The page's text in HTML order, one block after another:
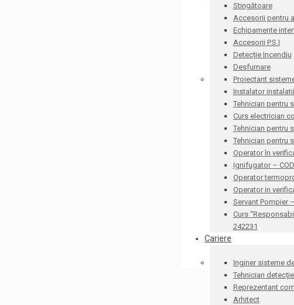
Stingătoare
Accesorii pentru
Echipamente
Accesorii P.S.I
Detecție Incendiu
Desfumare
Proiectant
Instalator
Tehnician pentru
Curs electrician
Tehnician pentru
Tehnician pentru
Operator în
Ignifugator –
Operator
Operator in
Servant Pompier
Curs
242231
Cariere
Inginer sisteme
Tehnician
Reprezentant
Arhitect